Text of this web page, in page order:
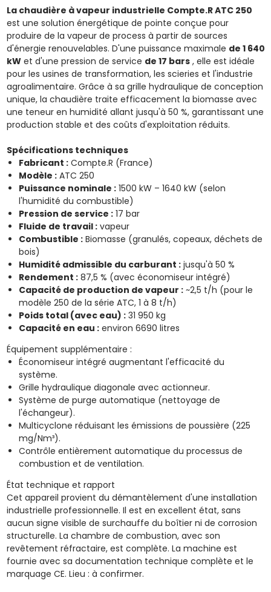
La chaudière à vapeur industrielle Compte.R ATC 250
est une solution énergétique de pointe conçue pour
produire de la vapeur de process à partir de sources
d'énergie renouvelables. D'une puissance maximale de 1 640
kWet d'une pression de service de 17 bars, elle est idéale
pour les usines de transformation, les scieries et l'industrie
agroalimentaire. Grâce à sa grille hydraulique de conception
unique, la chaudière traite efficacement la biomasse avec
une teneur en humidité allant jusqu'à 50 %, garantissant une
production stable et des coûts d'exploitation réduits.
Spécifications techniques
Fabricant :Compte.R (France)
Modèle :ATC 250
Puissance nominale :1500 kW – 1640 kW (selon
l'humidité du combustible)
Pression de service :17 bar
Fluide de travail :vapeur
Combustible :Biomasse (granulés, copeaux, déchets de
bois)
Humidité admissible du carburant :jusqu'à 50 %
Rendement :87,5 % (avec économiseur intégré)
Capacité de production de vapeur :~2,5 t/h (pour le
modèle 250 de la série ATC, 1 à 8 t/h)
Poids total (avec eau) :31 950 kg
Capacité en eau :environ 6690 litres
Équipement supplémentaire :
Économiseur intégré augmentant l'efficacité du
système.
Grille hydraulique diagonale avec actionneur.
Système de purge automatique (nettoyage de
l'échangeur).
Multicyclone réduisant les émissions de poussière (225
mg/Nm³).
Contrôle entièrement automatique du processus de
combustion et de ventilation.
État technique et rapport
Cet appareil provient du démantèlement d'une installation
industrielle professionnelle. Il est en excellent état, sans
aucun signe visible de surchauffe du boîtier ni de corrosion
structurelle. La chambre de combustion, avec son
revêtement réfractaire, est complète. La machine est
fournie avec sa documentation technique complète et le
marquage CE. Lieu : à confirmer.